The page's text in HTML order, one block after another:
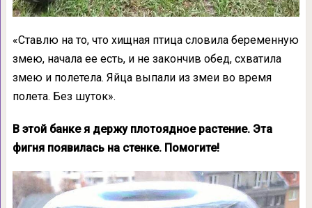
«Ставлю на то, что хищная птица словила беременную
змею, начала ее есть, и не закончив обед, схватила
змею и полетела. Яйца выпали из змеи во время
полета. Без шуток».
В этой банке я держу плотоядное растение. Эта
фигня появилась на стенке. Помогите!